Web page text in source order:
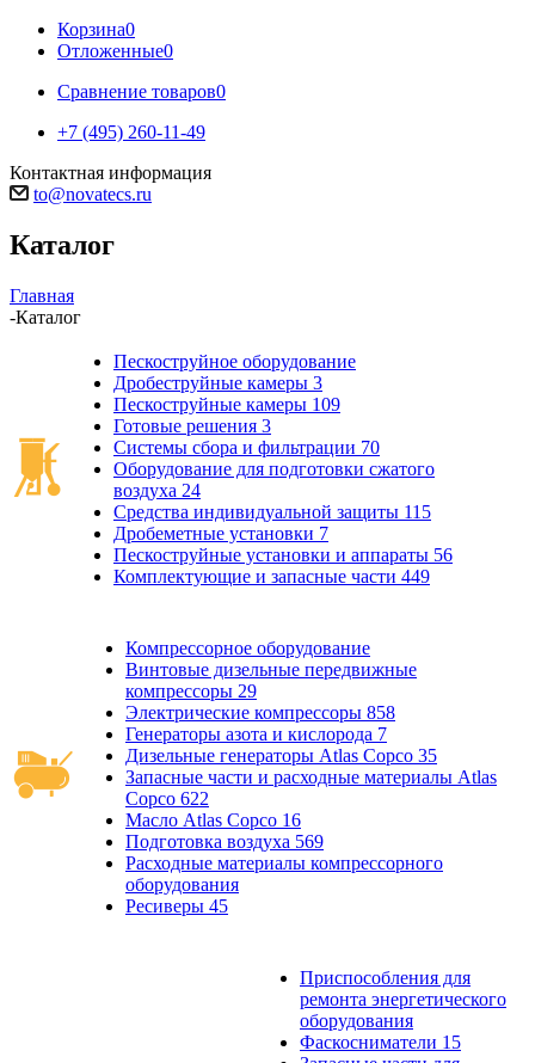
Корзина0
Отложенные0
Сравнение товаров0
+7 (495) 260-11-49
Контактная информация
to@novatecs.ru
Каталог
Главная
-Каталог
Пескоструйное оборудование
Дробеструйные камеры 3
Пескоструйные камеры 109
Готовые решения 3
Системы сбора и фильтрации 70
Оборудование для подготовки сжатого
воздуха 24
Средства индивидуальной защиты 115
Дробеметные установки 7
Пескоструйные установки и аппараты 56
Комплектующие и запасные части 449
Компрессорное оборудование
Винтовые дизельные передвижные
компрессоры 29
Электрические компрессоры 858
Генераторы азота и кислорода 7
Дизельные генераторы Atlas Copco 35
Запасные части и расходные материалы Atlas
Copco 622
Масло Atlas Copco 16
Подготовка воздуха 569
Расходные материалы компрессорного
оборудования
Ресиверы 45
Приспособления для
ремонта энергетического
оборудования
Фаскосниматели 15